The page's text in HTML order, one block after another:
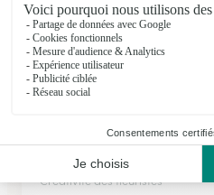
Une belle expérience effectuée l
local. Je réitère cette année 🙏
21/03/2026
★
Créativité des fleuristes
Créativité des fleuristes